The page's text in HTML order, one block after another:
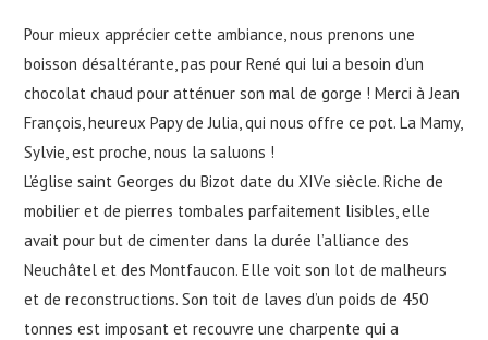
Pour mieux apprécier cette ambiance, nous prenons une
boisson désaltérante, pas pour René qui lui a besoin d’un
chocolat chaud pour atténuer son mal de gorge ! Merci à Jean
François, heureux Papy de Julia, qui nous offre ce pot. La Mamy,
Sylvie, est proche, nous la saluons !
L’église saint Georges du Bizot date du XIVe siècle. Riche de
mobilier et de pierres tombales parfaitement lisibles, elle
avait pour but de cimenter dans la durée l’alliance des
Neuchâtel et des Montfaucon. Elle voit son lot de malheurs
et de reconstructions. Son toit de laves d’un poids de 450
tonnes est imposant et recouvre une charpente qui a